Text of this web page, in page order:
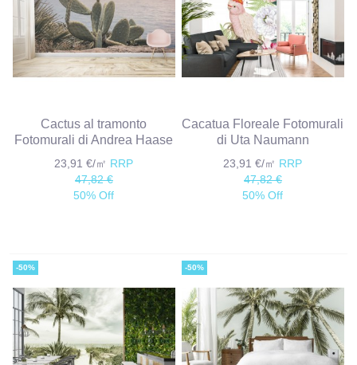
Cactus al tramonto
Fotomurali di Andrea Haase
23,91 €/㎡ RRP
47,82 €
50% Off
Cacatua Floreale Fotomurali
di Uta Naumann
23,91 €/㎡ RRP
47,82 €
50% Off
-50% -50%